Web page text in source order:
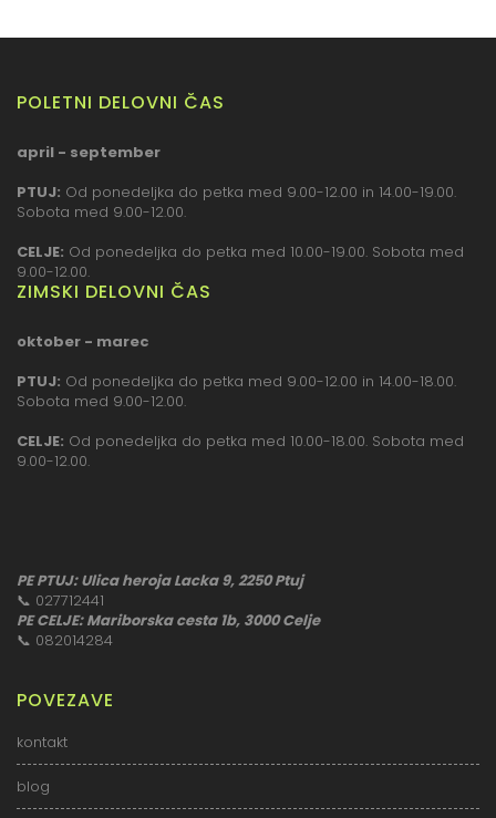
POLETNI DELOVNI ČAS
april - september
PTUJ: Od ponedeljka do petka med 9.00-12.00 in 14.00-19.00.
Sobota med 9.00-12.00.
CELJE: Od ponedeljka do petka med 10.00-19.00. Sobota med
9.00-12.00.
ZIMSKI DELOVNI ČAS
oktober - marec
PTUJ: Od ponedeljka do petka med 9.00-12.00 in 14.00-18.00.
Sobota med 9.00-12.00.
CELJE: Od ponedeljka do petka med 10.00-18.00. Sobota med
9.00-12.00.
PE PTUJ: Ulica heroja Lacka 9, 2250 Ptuj
📞 027712441
PE CELJE: Mariborska cesta 1b, 3000 Celje
📞 082014284
POVEZAVE
kontakt
blog